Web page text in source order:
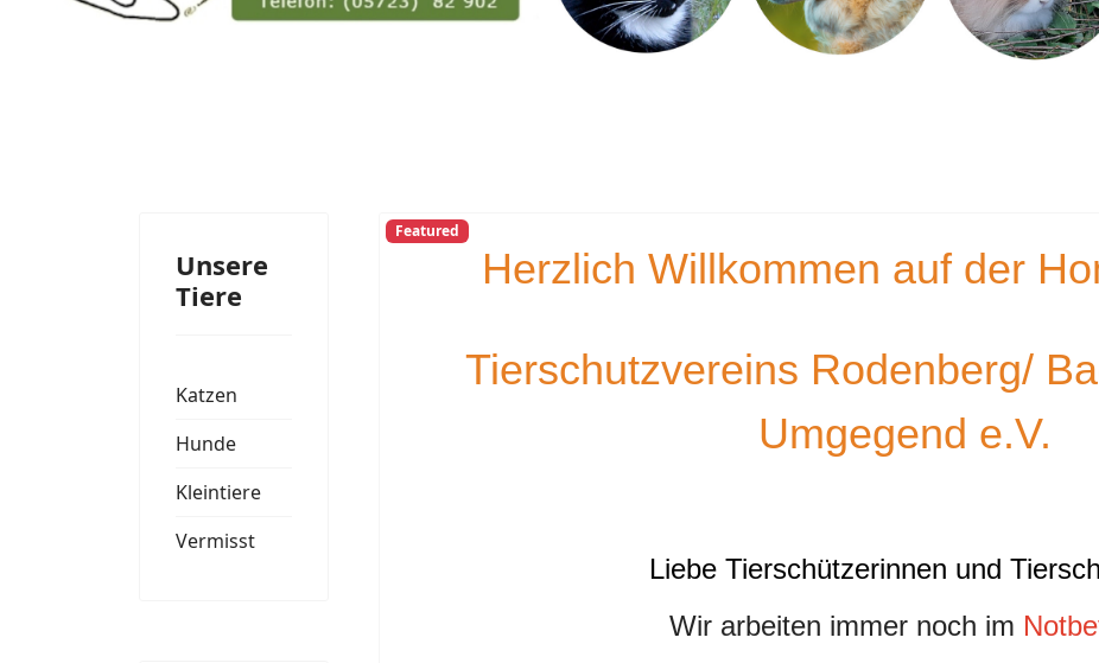
Unsere
Tiere
Katzen
Hunde
Kleintiere
Vermisst
Featured
Herzlich Willkommen auf der
Tierschutzvereins Rodenberg/
Umgegend e.V.
Liebe Tierschützerinnen und
Wir arbeiten immer noch im